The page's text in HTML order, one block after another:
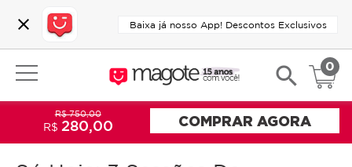
close Baixa já nosso App! Descontos Exclusivos
search 0
R$ 750,00
R$ 280,00 COMPRAR AGORA